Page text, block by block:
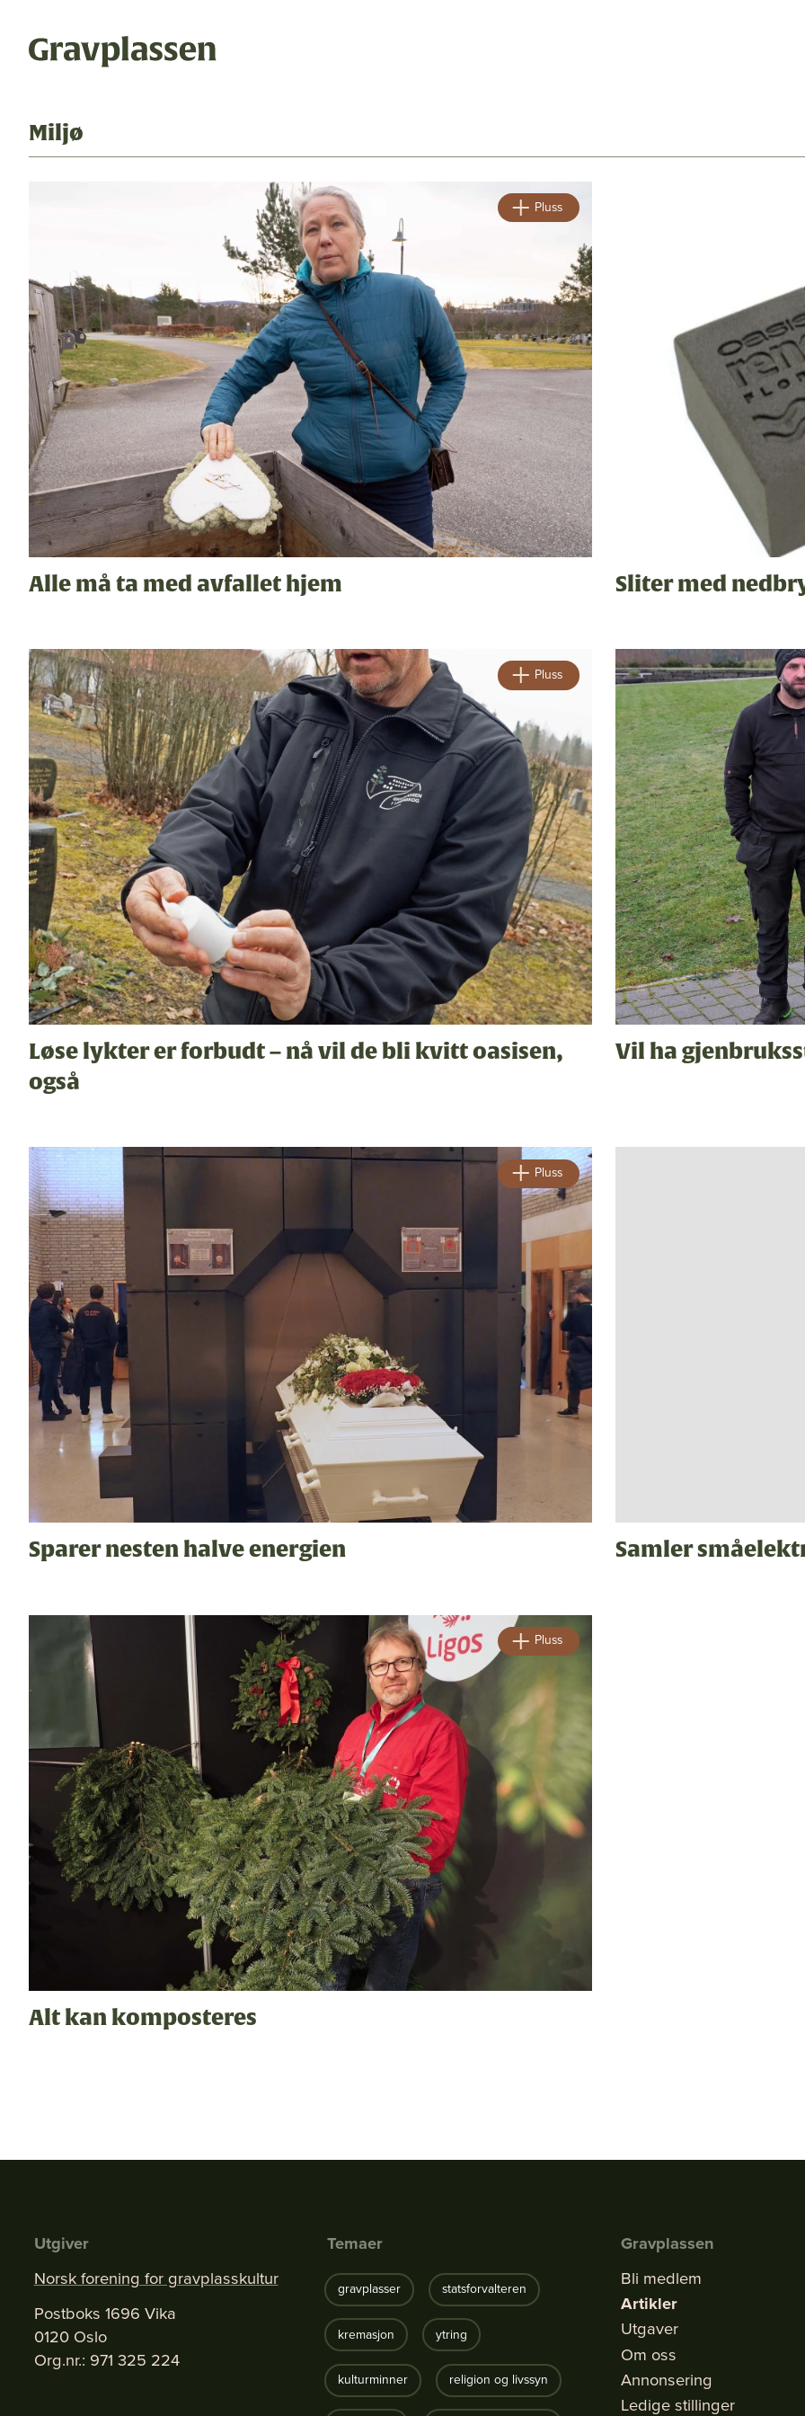
Temaer
kulturminner religion og livssyn
bokomtale gravplassforeningen
Gravplassen
Bli medlem
Artikler
Utgaver
Om oss
Annonsering
Ledige stillinger
Miljø
Pluss
Alle må ta med avfallet hjem Sliter med
Pluss
Løse lykter er forbudt – nå vil de bli kvitt oasisen,
også
Vil ha
Pluss
Sparer nesten halve energien Samler
Pluss
Alt kan komposteres
Utgiver
Norsk forening for gravplasskultur
Postboks 1696 Vika
0120 Oslo
Org.nr.: 971 325 224
Temaer
gravplasser statsforvalteren
kremasjon ytring
kulturminner religion og livssyn
Gravplassen
Bli medlem
Artikler
Utgaver
Om oss
Annonsering
Ledige stillinger